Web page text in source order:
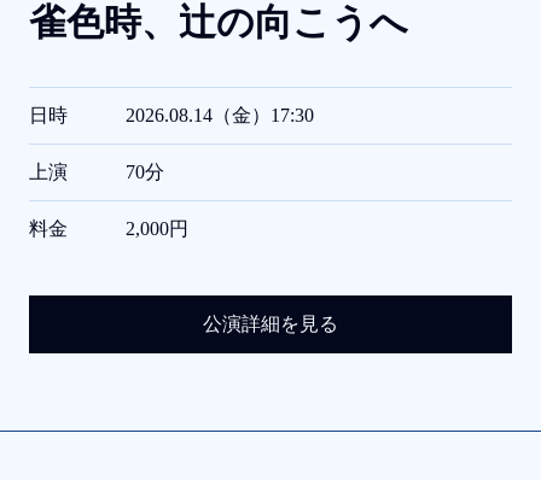
雀色時、 辻の向こうへ
日時 2026.08.14（金）17:30
上演 70分
料金 2,000円
公演詳細を見る